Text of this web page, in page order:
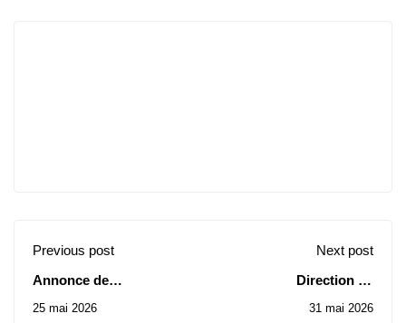
Previous post
Annonce de
9ème session pour
25 mai 2026
Next post
Direction de
Consultations
31 mai 2026